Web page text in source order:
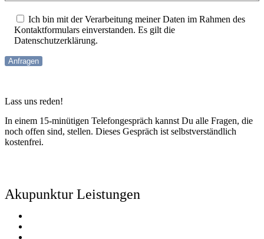
Ich bin mit der Verarbeitung meiner Daten im Rahmen des
Kontaktformulars einverstanden. Es gilt die
Datenschutzerklärung.
Lass uns reden!
In einem 15-minütigen Telefongespräch kannst Du alle Fragen, die
noch offen sind, stellen. Dieses Gespräch ist selbstverständlich
kostenfrei.
Akupunktur Leistungen